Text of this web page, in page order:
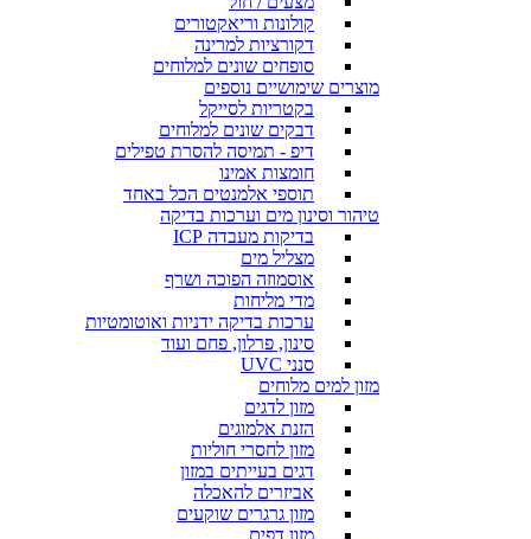
קולונות וריאקטורים
דקורציות למרינה
סופחים שונים למלוחים
מוצרים שימושיים נוספים
בקטריות לסייקל
דבקים שונים למלוחים
דיפ - תמיסה להסרת טפילים
חומצות אמינו
תוספי אלמנטים הכל באחד
טיהור וסינון מים וערכות בדיקה
בדיקות מעבדה ICP
מצליל מים
אוסמוזה הפוכה ושרף
מדי מליחות
ערכות בדיקה ידניות ואוטומטיות
סינון, פרלון, פחם ועוד
סנני UVC
מזון למים מלוחים
מזון לדגים
הזנת אלמוגים
מזון לחסרי חוליות
דגים בעייתים במזון
אביזרים להאכלה
מזון גרגרים שוקעים
מזון דפים